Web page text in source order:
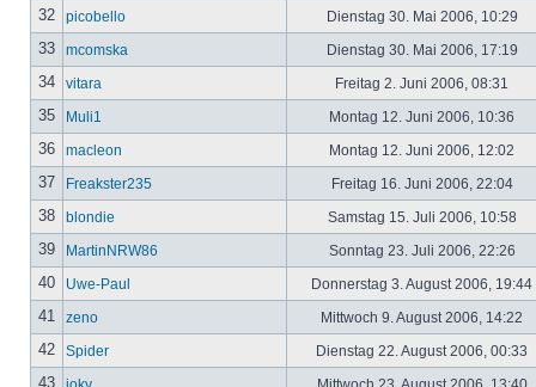
32 picobello Dienstag 30. Mai 2006, 10:29
33 mcomska Dienstag 30. Mai 2006, 17:19
34 vitara Freitag 2. Juni 2006, 08:31
35 Muli1 Montag 12. Juni 2006, 10:36
36 macleon Montag 12. Juni 2006, 12:02
37 Freakster235 Freitag 16. Juni 2006, 22:04
38 blondie Samstag 15. Juli 2006, 10:58
39 MartinNRW86 Sonntag 23. Juli 2006, 22:26
40 Uwe-Paul Donnerstag 3. August 2006, 19:44
41 zeno Mittwoch 9. August 2006, 14:22
42 Spider Dienstag 22. August 2006, 00:33
43